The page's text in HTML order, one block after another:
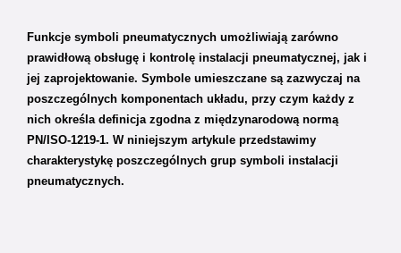
Funkcje symboli pneumatycznych umożliwiają zarówno
prawidłową obsługę i kontrolę instalacji pneumatycznej, jak i
jej zaprojektowanie. Symbole umieszczane są zazwyczaj na
poszczególnych komponentach układu, przy czym każdy z
nich określa definicja zgodna z międzynarodową normą
PN/ISO-1219-1. W niniejszym artykule przedstawimy
charakterystykę poszczególnych grup symboli instalacji
pneumatycznych.